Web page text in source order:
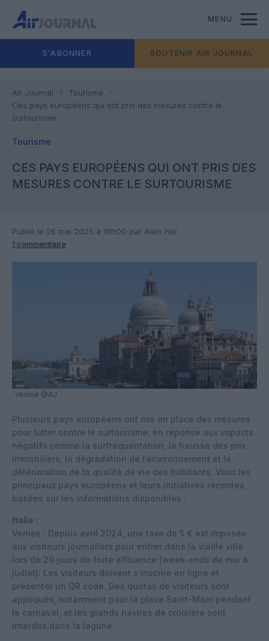
MENU
S'ABONNER SOUTENIR AIR JOURNAL
Air Journal
Tourisme
Ces pays européens qui ont pris des mesures contre le
surtourisme
Tourisme
CES PAYS EUROPÉENS QUI ONT PRIS DES
MESURES CONTRE LE SURTOURISME
Publié le 26 mai 2025 à 18h00 par Alain Hai
1 commentaire
Venise @AJ
Plusieurs pays européens ont mis en place des mesures
pour lutter contre le surtourisme, en réponse aux impacts
négatifs comme la surfréquentation, la hausse des prix
immobiliers, la dégradation de l’environnement et la
détérioration de la qualité de vie des habitants. Voici les
principaux pays européens et leurs initiatives récentes,
basées sur les informations disponibles :
Italie :
Venise : Depuis avril 2024, une taxe de 5 € est imposée
aux visiteurs journaliers pour entrer dans la vieille ville
lors de 29 jours de forte affluence (week-ends de mai à
juillet). Les visiteurs doivent s’inscrire en ligne et
présenter un QR code. Des quotas de visiteurs sont
appliqués, notamment pour la place Saint-Marc pendant
le carnaval, et les grands navires de croisière sont
interdits dans la lagune.